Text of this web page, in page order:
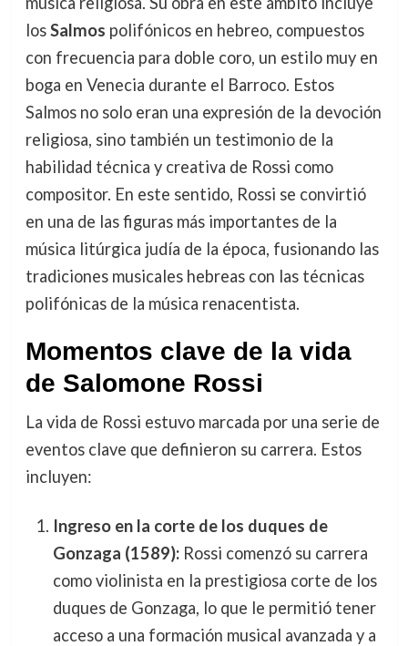
losSalmos polifónicos en hebreo, compuestos
con frecuencia para doble coro, un estilo muy en
boga en Venecia durante el Barroco. Estos
Salmos no solo eran una expresión de la devoción
religiosa, sino también un testimonio de la
habilidad técnica y creativa de Rossi como
compositor. En este sentido, Rossi se convirtió
en una de las figuras más importantes de la
música litúrgica judía de la época, fusionando las
tradiciones musicales hebreas con las técnicas
polifónicas de la música renacentista.
Momentos clave de la vida
de Salomone Rossi
La vida de Rossi estuvo marcada por una serie de
eventos clave que definieron su carrera. Estos
incluyen:
Ingreso en la corte de los duques de
Gonzaga (1589):Rossi comenzó su carrera
como violinista en la prestigiosa corte de los
duques de Gonzaga, lo que le permitió tener
acceso a una formación musical avanzada y a